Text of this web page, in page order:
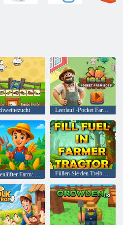
Leerlauf -Pocket Farm Chef
Füllen Sie den Treibstoff im Bauerntraktor aus